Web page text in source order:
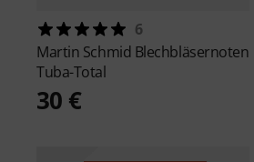
6
Martin Schmid Blechbläsernoten
Tuba-Total
30 €